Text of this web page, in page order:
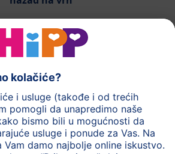
HiPP hrana za bebe
HiPP nega HiPP trudnoća
Uslovi korišćenja